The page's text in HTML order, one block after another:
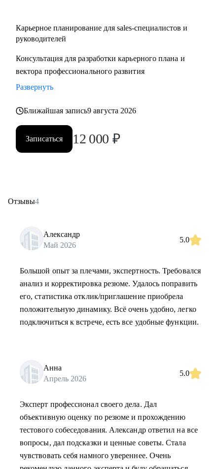
Карьерное планирование для sales-специалистов и
руководителей
Консультация для разработки карьерного плана и
вектора профессионального развития
Развернуть
Ближайшая запись9 августа 2026
Записаться 12 000 ₽
Отзывы4
Александр
Май 2026
5.0
Большой опыт за плечами, экспертность. Требовался
анализ и корректировка резюме. Удалось поправить
его, статистика отклик/приглашение приобрела
положительную динамику. Всё очень удобно, легко
подключиться к встрече, есть все удобные функции.
Анна
Апрель 2026
5.0
Эксперт профессионал своего дела. Дал
объективную оценку по резюме и прохождению
тестового собеседования. Александр ответил на все
вопросы, дал подсказки и ценные советы. Стала
чувствовать себя намного увереннее. Очень